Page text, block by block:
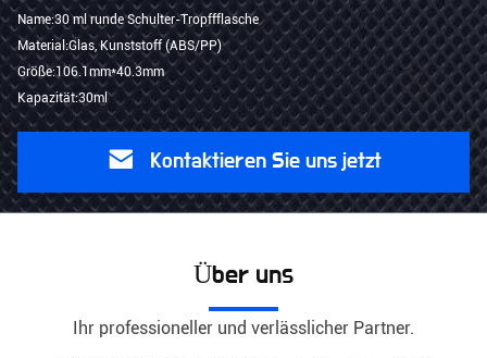
Name:30 ml runde Schulter-Tropffflasche
Material:Glas, Kunststoff (ABS/PP)
Größe:106.1mm*40.3mm
Kapazität:30ml
Kontaktieren Sie uns jetzt
Über uns
Ihr professioneller und verlässlicher Partner.